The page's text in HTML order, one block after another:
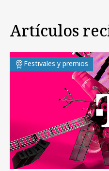
Artículos
Festivales y premios